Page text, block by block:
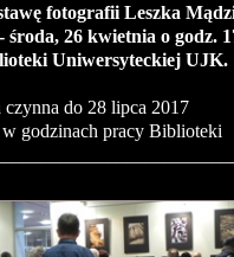
fotografii Leszka
środa, 26 kwietnia o godz.
Uniwersyteckiej UJK.
czynna do 28 lipca 2017
godzinach pracy Biblioteki